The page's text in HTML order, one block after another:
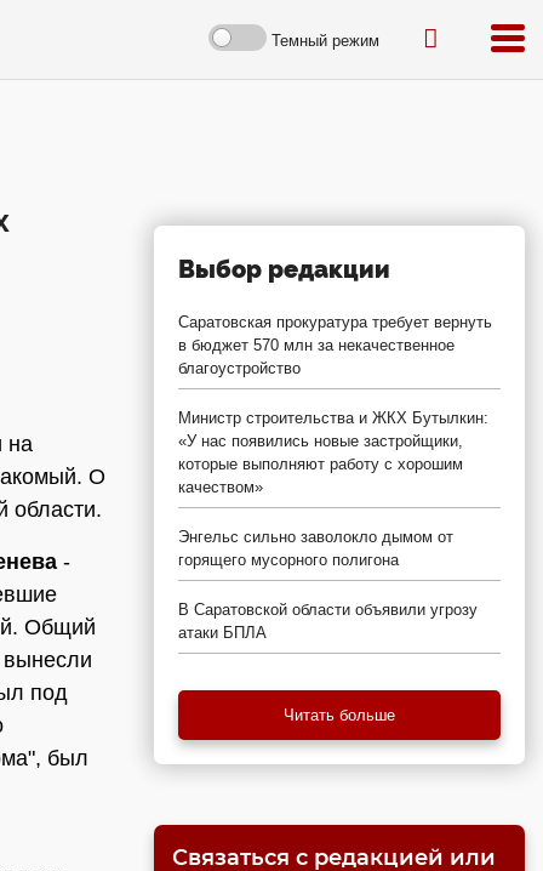
Темный режим
на
О
области.
-
Общий
под
был
Выбор редакции
Саратовская прокуратура требует вернуть
в бюджет 570 млн за некачественное
благоустройство
Министр строительства и ЖКХ Бутылкин:
«У нас появились новые застройщики,
которые выполняют работу с хорошим
качеством»
Энгельс сильно заволокло дымом от
горящего мусорного полигона
В Саратовской области объявили угрозу
атаки БПЛА
Читать больше
Связаться с редакцией или